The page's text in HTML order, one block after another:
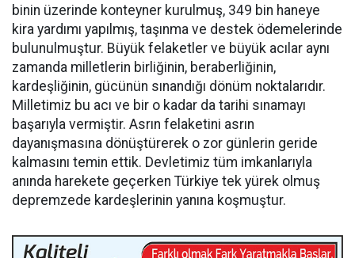
binin üzerinde konteyner kurulmuş, 349 bin haneye
kira yardımı yapılmış, taşınma ve destek ödemelerinde
bulunulmuştur. Büyük felaketler ve büyük acılar aynı
zamanda milletlerin birliğinin, beraberliğinin,
kardeşliğinin, gücünün sınandığı dönüm noktalarıdır.
Milletimiz bu acı ve bir o kadar da tarihi sınamayı
başarıyla vermiştir. Asrın felaketini asrın
dayanışmasına dönüştürerek o zor günlerin geride
kalmasını temin ettik. Devletimiz tüm imkanlarıyla
anında harekete geçerken Türkiye tek yürek olmuş
depremzede kardeşlerinin yanına koşmuştur.